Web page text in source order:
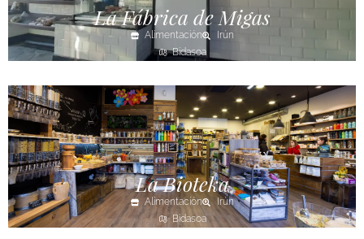
La Fábrica de Migas
Alimentación
Irún
Bidasoa
La Bioteka
Alimentación
Irún
Bidasoa